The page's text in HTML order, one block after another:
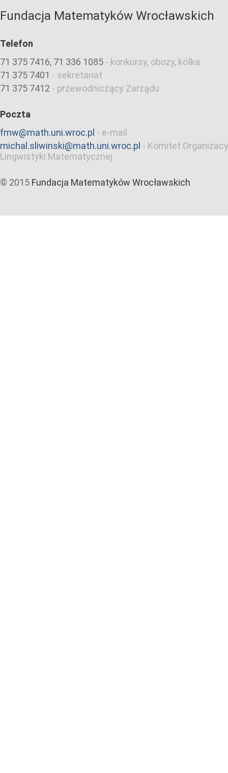
Fundacja Matematyków Wrocławskich
Telefon
71 375 7416, 71 336 1085 - konkursy, obozy, kółka
71 375 7401 - sekretariat
71 375 7412 - przewodniczący Zarządu
Poczta
fmw@math.uni.wroc.pl - e-mail
michal.sliwinski@math.uni.wroc.pl - Komitet
Lingwistyki Matematycznej
© 2015 Fundacja Matematyków Wrocławskich